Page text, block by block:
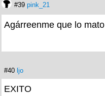
#39 pink_21
Agárreenme que lo mato
#40 ljo
EXITO